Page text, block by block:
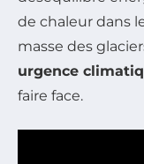
de chaleur dans
masse des
urgence
faire face.